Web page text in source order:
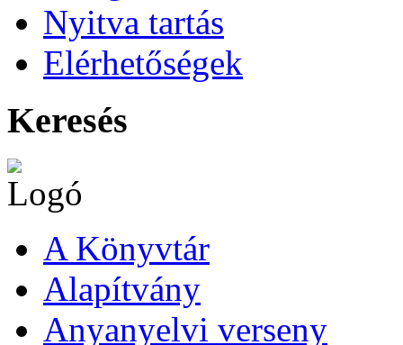
Nyitva tartás
Elérhetőségek
Keresés
A Könyvtár
Alapítvány
Anyanyelvi verseny